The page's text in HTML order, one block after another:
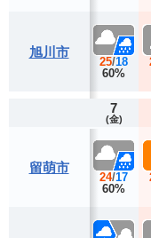
旭川市
25/18
60%
留萌市
7
(金)
24/17
60%